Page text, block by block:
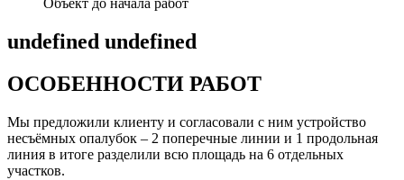
Объект до начала работ
undefined undefined
ОСОБЕННОСТИ РАБОТ
Мы предложили клиенту и согласовали с ним устройство
несъёмных опалубок – 2 поперечные линии и 1 продольная
линия в итоге разделили всю площадь на 6 отдельных
участков.